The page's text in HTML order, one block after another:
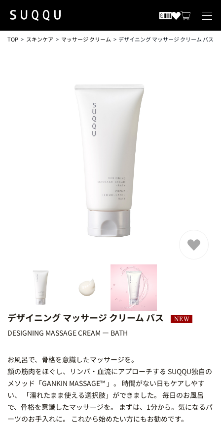
TOP スキンケア マッサージ クリーム デザイニング マッサージ クリーム バス
デザイニング マッサージ クリーム バス
DESIGNING MASSAGE CREAM ー BATH
お風呂で、骨格を意識したマッサージを。
顔の筋肉をほぐし、リンパ・血流にアプローチする SUQQU独自の
メソッド「GANKIN MASSAGE™ 」。 時間がない日もケアしやす
い、 「濡れたまま使える選択肢」ができました。 毎日のお風呂
で、骨格を意識したマッサージを。 まずは、1分から。気になるパ
ーツのお手入れに。 これから始めたい方にもお勧めです。